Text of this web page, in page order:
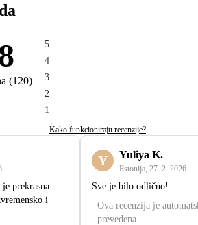
(120)
5
4
3
2
1
Kako funkcioniraju recenzije?
prekrasna.
i
Y Yuliya K.
Estonija 27. 2. 2026
Sve je bilo odlično!
Ova recenzija je
prevedena.